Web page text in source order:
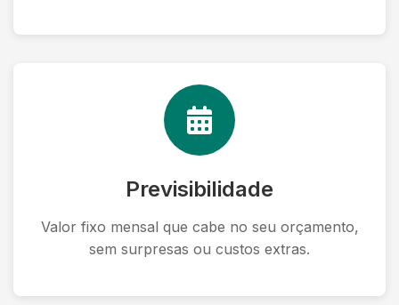
Previsibilidade
Valor fixo mensal que cabe no seu orçamento,
sem surpresas ou custos extras.